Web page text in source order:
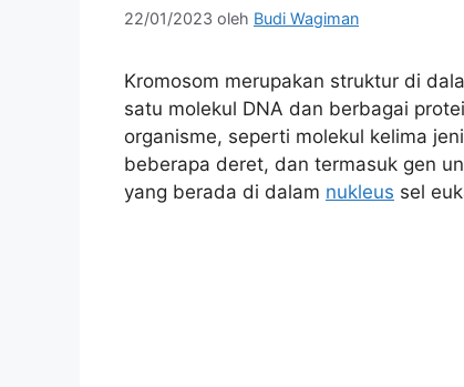
22/01/2023 oleh Budi Wagiman
Kromosom merupakan struktur di
satu molekul DNA dan berbagai
organisme, seperti molekul kelima
beberapa deret, dan termasuk gen
yang berada di dalam nukleus sel